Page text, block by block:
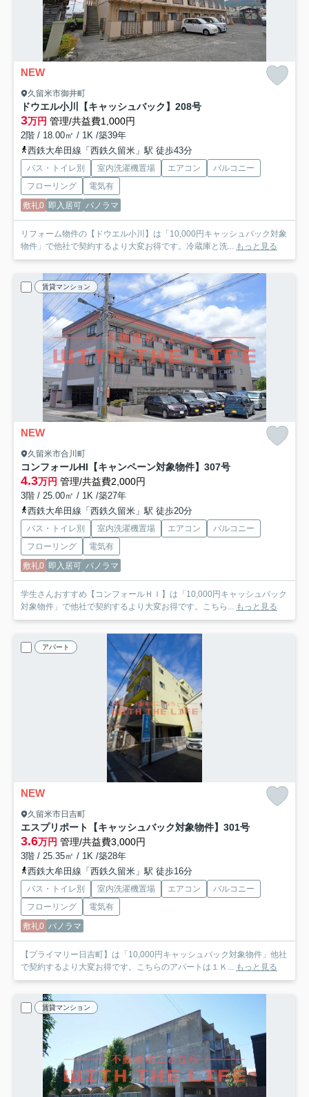
NEW
久留米市御井町
ドウエル小川【キャッシュバック】 208号
3万円 管理/共益費1,000円
2階 / 18.00㎡ / 1K /築39年
西鉄大牟田線「西鉄久留米」駅 徒歩43分
バス・トイレ別 室内洗濯機置場 エアコン
バルコニー
フローリング
電気有
敷礼0 即入居可 パノラマ
リフォーム物件の【ドウエル小川】は「10,000円キャッシュバック対象
物件」で他社で契約するより大変お得です。冷蔵庫と洗...
もっと見る
賃貸マンション
NEW
久留米市合川町
コンフォールHI【キャンペーン対象物件】 307号
4.3万円 管理/共益費2,000円
3階 / 25.00㎡ / 1K /築27年
西鉄大牟田線「西鉄久留米」駅 徒歩20分
バス・トイレ別 室内洗濯機置場 エアコン
バルコニー
フローリング
電気有
敷礼0 即入居可 パノラマ
学生さんおすすめ【コンフォールＨＩ】は「10,000円キャッシュバック
対象物件」で他社で契約するより大変お得です。こちら...
もっと見る
アパート
NEW
久留米市日吉町
エスプリポート【キャッシュバック対象物件】 301号
3.6万円 管理/共益費3,000円
3階 / 25.35㎡ / 1K /築28年
西鉄大牟田線「西鉄久留米」駅 徒歩16分
バス・トイレ別 室内洗濯機置場 エアコン
バルコニー
フローリング
電気有
敷礼0 パノラマ
【プライマリー日吉町】は「10,000円キャッシュバック対象物件」他社
で契約するより大変お得です。こちらのアパートは１Ｋ...
もっと見る
賃貸マンション